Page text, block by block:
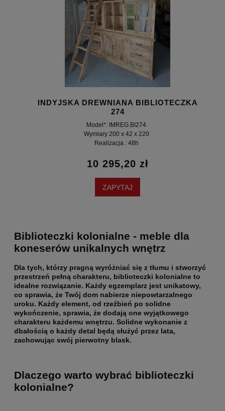
INDYJSKA DREWNIANA BIBLIOTECZKA
274
Model*: IMREG.BI274
Wymiary 200 x 42 x 220
Realizacja : 48h
10 295,20 zł
ZAPYTAJ
Biblioteczki kolonialne - meble dla
koneserów unikalnych wnętrz
Dla tych, którzy pragną wyróżniać się z tłumu i stworzyć
przestrzeń pełną charakteru, biblioteczki kolonialne to
idealne rozwiązanie. Każdy egzemplarz jest unikatowy,
co sprawia, że Twój dom nabierze niepowtarzalnego
uroku. Każdy element, od rzeźbień po solidne
wykończenie, sprawia, że dodają one wyjątkowego
charakteru każdemu wnętrzu. Solidne wykonanie z
dbałością o każdy detal będą służyć przez lata,
zachowując swój pierwotny blask.
Dlaczego warto wybrać biblioteczki
kolonialne?